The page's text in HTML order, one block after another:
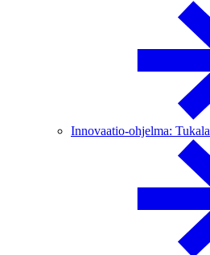
Innovaatio-ohjelma: Tukala